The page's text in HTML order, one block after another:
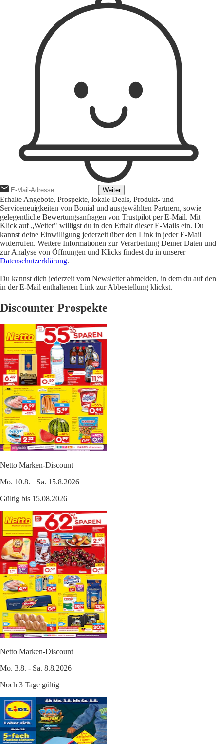
Weiter
Erhalte Angebote, Prospekte, lokale Deals, Produkt- und
Serviceneuigkeiten von Bonial und ausgewählten Partnern, sowie
gelegentliche Bewertungsanfragen von Trustpilot per E-Mail. Mit
Klick auf „Weiter" willigst du in den Erhalt dieser E-Mails ein. Du
kannst deine Einwilligung jederzeit über den Link in jeder E-Mail
widerrufen. Weitere Informationen zur Verarbeitung Deiner Daten und
zur Analyse von Öffnungen und Klicks findest du in unserer
Datenschutzerklärung.
Du kannst dich jederzeit vom Newsletter abmelden, in dem du auf den
in der E-Mail enthaltenen Link zur Abbestellung klickst.
Discounter Prospekte
Netto Marken-Discount
Mo. 10.8. - Sa. 15.8.2026
Gültig bis 15.08.2026
Netto Marken-Discount
Mo. 3.8. - Sa. 8.8.2026
Noch 3 Tage gültig